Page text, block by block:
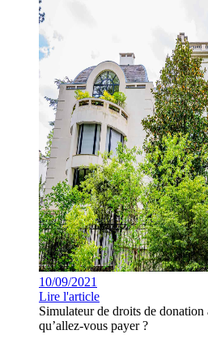
10/09/2021
Lire l'article
Simulateur de droits de donation
qu’allez-vous payer ?